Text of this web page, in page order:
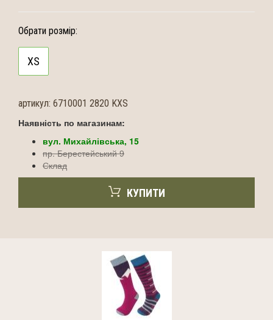
Обрати розмір:
XS
артикул: 6710001 2820 KXS
Наявність по магазинам:
вул. Михайлівська, 15
пр. Берестейський 9
Склад
КУПИТИ